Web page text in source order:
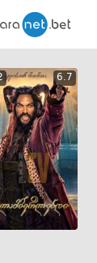
6.7